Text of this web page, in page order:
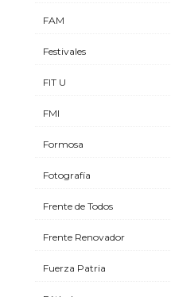
FAM
Festivales
FIT U
FMI
Formosa
Fotografía
Frente de Todos
Frente Renovador
Fuerza Patria